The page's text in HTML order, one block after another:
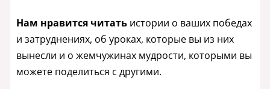
Нам нравится читатьистории о ваших победах
и затруднениях, об уроках, которые вы из них
вынесли и о жемчужинах мудрости, которыми вы
можете поделиться с другими.